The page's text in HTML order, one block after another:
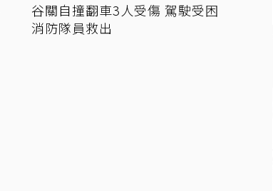
谷關自撞翻車3人受傷 駕駛受困
消防隊員救出